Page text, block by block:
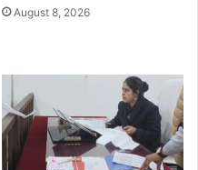
August 8, 2026